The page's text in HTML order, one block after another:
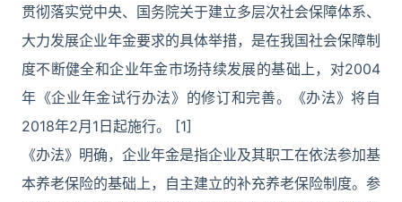
贯彻落实党中央、国务院关于建立多层次社会保障体系、
大力发展企业年金要求的具体举措，是在我国社会保障制
度不断健全和企业年金市场持续发展的基础上，对2004
年《企业年金试行办法》的修订和完善。《办法》将自
2018年2月1日起施行。 [1]
《办法》明确，企业年金是指企业及其职工在依法参加基
本养老保险的基础上，自主建立的补充养老保险制度。参